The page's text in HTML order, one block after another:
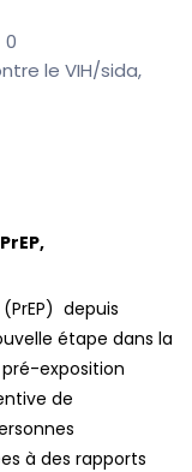
0
le VIH/sida,
PrEP,
depuis
étape dans la
exposition
de
à des rapports